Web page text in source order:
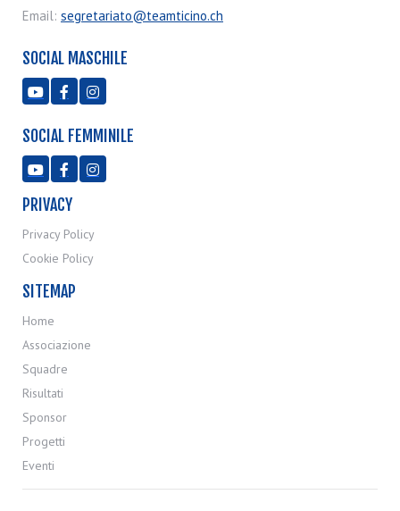
Email: segretariato@teamticino.ch
SOCIAL MASCHILE
  
SOCIAL FEMMINILE
  
PRIVACY
Privacy Policy
Cookie Policy
SITEMAP
Home
Associazione
Squadre
Risultati
Sponsor
Progetti
Eventi